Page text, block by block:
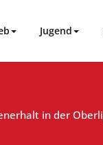
Jugend
in der